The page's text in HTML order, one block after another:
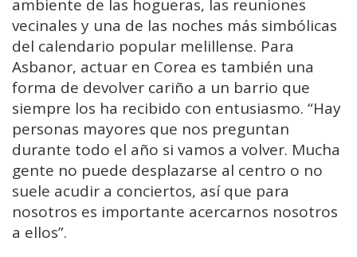
ambiente de las hogueras, las reuniones
vecinales y una de las noches más simbólicas
del calendario popular melillense. Para
Asbanor, actuar en Corea es también una
forma de devolver cariño a un barrio que
siempre los ha recibido con entusiasmo. “Hay
personas mayores que nos preguntan
durante todo el año si vamos a volver. Mucha
gente no puede desplazarse al centro o no
suele acudir a conciertos, así que para
nosotros es importante acercarnos nosotros
a ellos”.